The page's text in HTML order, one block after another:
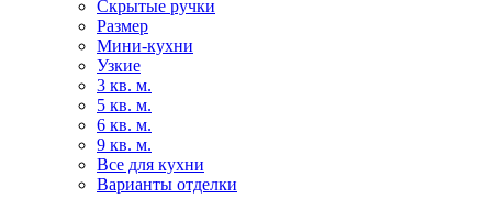
Скрытые ручки
Размер
Мини-кухни
Узкие
3 кв. м.
5 кв. м.
6 кв. м.
9 кв. м.
Все для кухни
Варианты отделки